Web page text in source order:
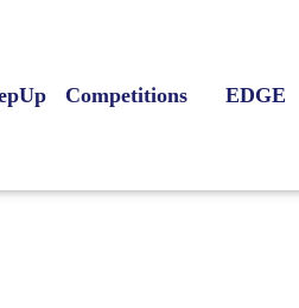
EDGE
Competitions